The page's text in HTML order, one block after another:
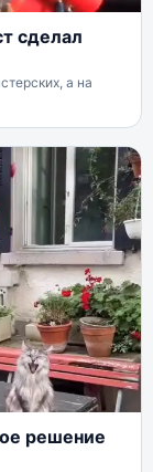
сделал
а на
решение